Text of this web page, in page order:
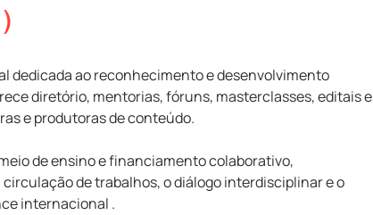
dedicada ao reconhecimento e desenvolvimento
diretório, mentorias, fóruns, masterclasses, editais e
e produtoras de conteúdo.
de ensino e financiamento colaborativo,
de trabalhos, o diálogo interdisciplinar e o
internacional .